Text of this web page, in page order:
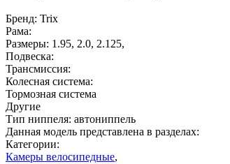
Бренд: Trix
Рама:
Размеры: 1.95, 2.0, 2.125,
Подвеска:
Трансмиссия:
Колесная система:
Тормозная система
Другие
Тип ниппеля: автониппель
Данная модель представлена в разделах:
Категории:
Камеры велосипедные,